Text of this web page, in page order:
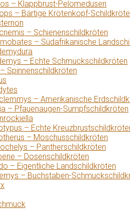
– Klappbrust-Pelomedusen
– Bärtige Krötenkopf-
– Schienenschildkröten
– Südafrikanische
– Echte Schmuckschildkröten
Spinnenschildkröten
– Amerikanische
– Pfauenaugen-Sumpfschildkröten
– Echte
– Moschusschildkröten
– Pantherschildkröten
– Dosenschildkröten
– Eigentliche Landschildkröten
– Buchstaben-